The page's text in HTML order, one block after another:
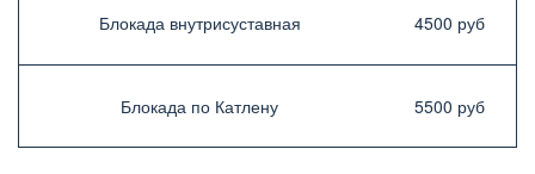
Блокада внутрисуставная 4500 руб
Блокада по Катлену 5500 руб